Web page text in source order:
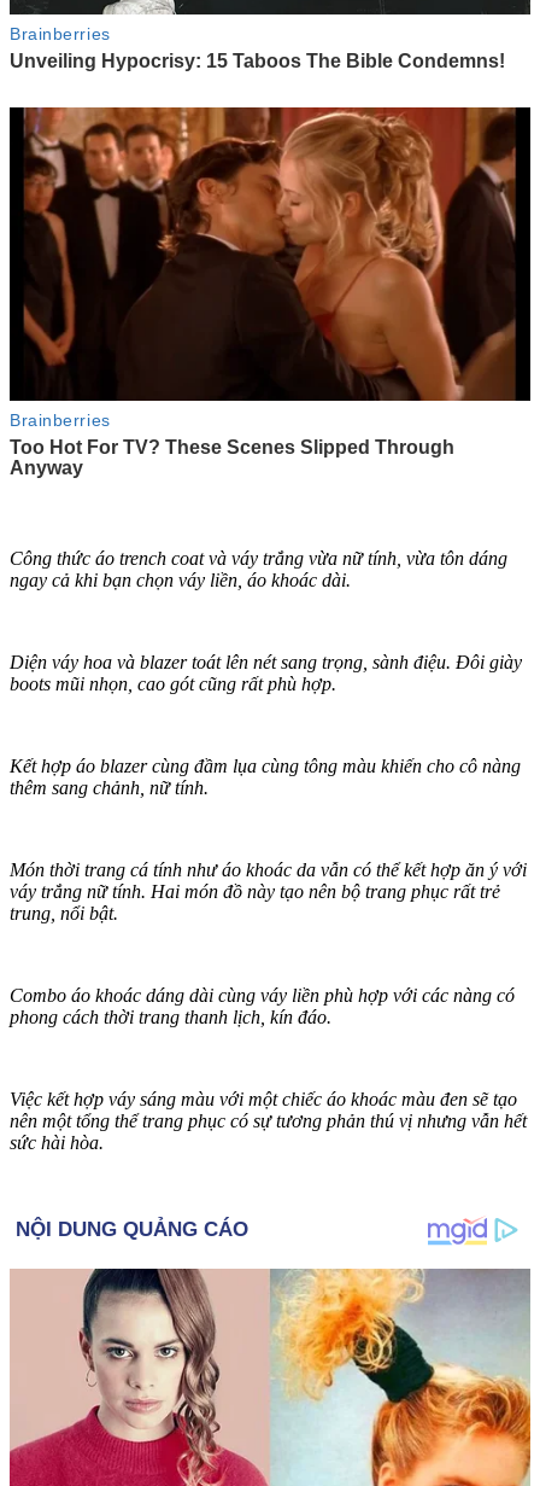
Công thức áo trench coat và váy trắng vừa nữ tính, vừa tôn dáng
ngay cả khi bạn chọn váy liền, áo khoác dài.
Diện váy hoa và blazer toát lên nét sang trọng, sành điệu. Đôi giày
boots mũi nhọn, cao gót cũng rất phù hợp.
Kết hợp áo blazer cùng đầm lụa cùng tông màu khiến cho cô nàng
thêm sang chảnh, nữ tính.
Món thời trang cá tính như áo khoác da vẫn có thể kết hợp ăn ý với
váy trắng nữ tính. Hai món đồ này tạo nên bộ trang phục rất trẻ
trung, nổi bật.
Combo áo khoác dáng dài cùng váy liền phù hợp với các nàng có
phong cách thời trang thanh lịch, kín đáo.
Việc kết hợp váy sáng màu với một chiếc áo khoác màu đen sẽ tạo
nên một tổng thể trang phục có sự tương phản thú vị nhưng vẫn hết
sức hài hòa.